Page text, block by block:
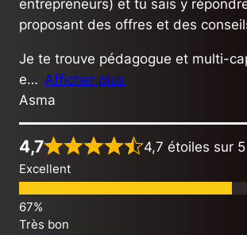
entrepreneurs) et tu sais y
proposant des offres et des
Je te trouve pédagogue et multi-
e
Afficher plus
Asma
4,7 4,7 étoiles sur
Excellent
Très bon